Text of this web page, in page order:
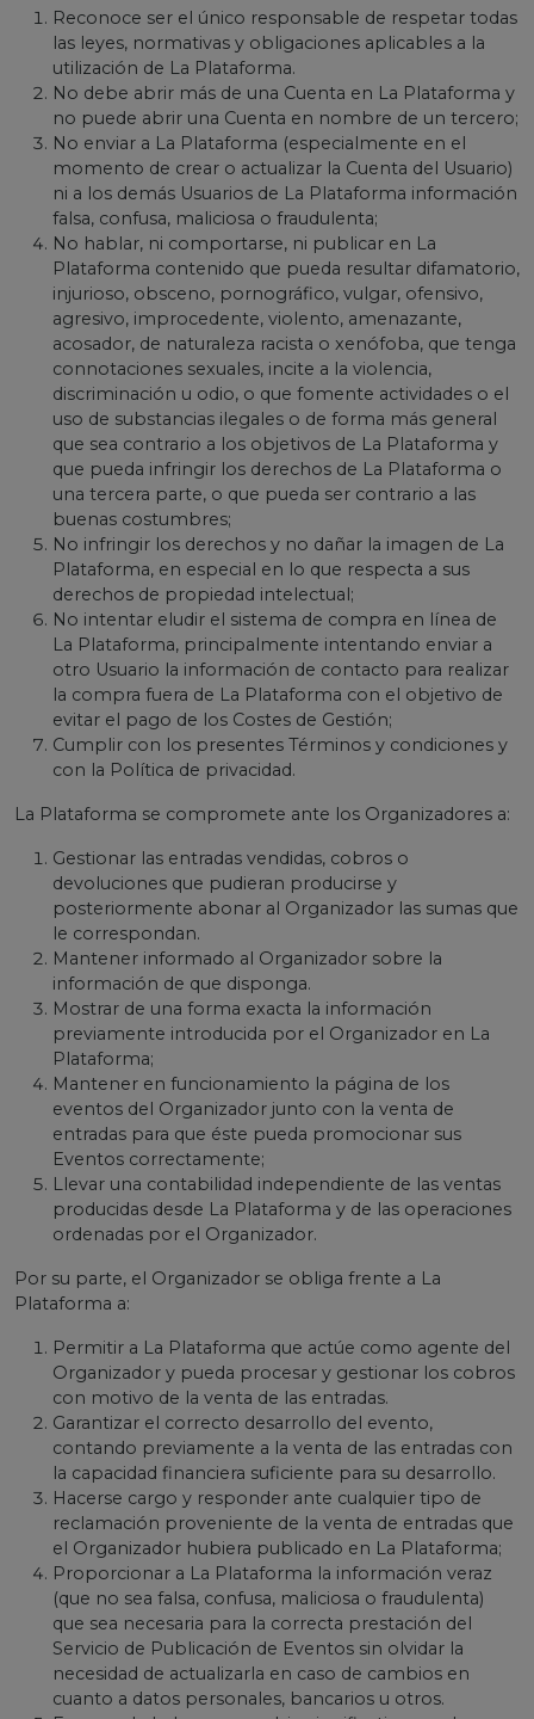
Reconoce ser el único responsable de respetar todas
las leyes, normativas y obligaciones aplicables a la
utilización de La Plataforma.
No debe abrir más de una Cuenta en La Plataforma y
no puede abrir una Cuenta en nombre de un tercero;
No enviar a La Plataforma (especialmente en el
momento de crear o actualizar la Cuenta del Usuario)
ni a los demás Usuarios de La Plataforma información
falsa, confusa, maliciosa o fraudulenta;
No hablar, ni comportarse, ni publicar en La
Plataforma contenido que pueda resultar difamatorio,
injurioso, obsceno, pornográfico, vulgar, ofensivo,
agresivo, improcedente, violento, amenazante,
acosador, de naturaleza racista o xenófoba, que tenga
connotaciones sexuales, incite a la violencia,
discriminación u odio, o que fomente actividades o el
uso de substancias ilegales o de forma más general
que sea contrario a los objetivos de La Plataforma y
que pueda infringir los derechos de La Plataforma o
una tercera parte, o que pueda ser contrario a las
buenas costumbres;
No infringir los derechos y no dañar la imagen de La
Plataforma, en especial en lo que respecta a sus
derechos de propiedad intelectual;
No intentar eludir el sistema de compra en línea de
La Plataforma, principalmente intentando enviar a
otro Usuario la información de contacto para realizar
la compra fuera de La Plataforma con el objetivo de
evitar el pago de los Costes de Gestión;
Cumplir con los presentes Términos y condiciones y
con la Política de privacidad.
La Plataforma se compromete ante los Organizadores a:
Gestionar las entradas vendidas, cobros o
devoluciones que pudieran producirse y
posteriormente abonar al Organizador las sumas que
le correspondan.
Mantener informado al Organizador sobre la
información de que disponga.
Mostrar de una forma exacta la información
previamente introducida por el Organizador en La
Plataforma;
Mantener en funcionamiento la página de los
eventos del Organizador junto con la venta de
entradas para que éste pueda promocionar sus
Eventos correctamente;
Llevar una contabilidad independiente de las ventas
producidas desde La Plataforma y de las operaciones
ordenadas por el Organizador.
Por su parte, el Organizador se obliga frente a La
Plataforma a:
Permitir a La Plataforma que actúe como agente del
Organizador y pueda procesar y gestionar los cobros
con motivo de la venta de las entradas.
Garantizar el correcto desarrollo del evento,
contando previamente a la venta de las entradas con
la capacidad financiera suficiente para su desarrollo.
Hacerse cargo y responder ante cualquier tipo de
reclamación proveniente de la venta de entradas que
el Organizador hubiera publicado en La Plataforma;
Proporcionar a La Plataforma la información veraz
(que no sea falsa, confusa, maliciosa o fraudulenta)
que sea necesaria para la correcta prestación del
Servicio de Publicación de Eventos sin olvidar la
necesidad de actualizarla en caso de cambios en
cuanto a datos personales, bancarios u otros.